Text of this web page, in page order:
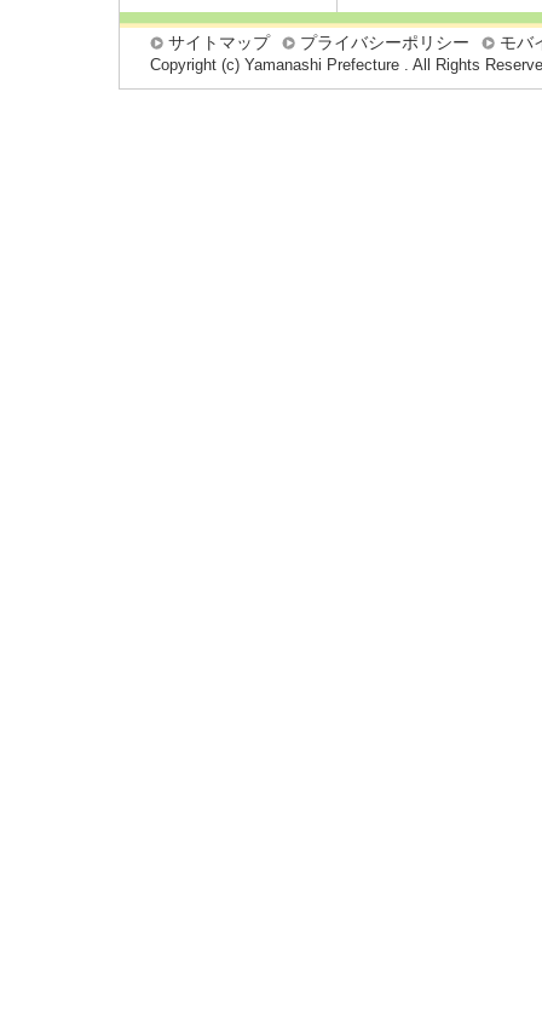
サイトマップ プライバシーポリシー モバ
Copyright (c) Yamanashi Prefecture . All Rights